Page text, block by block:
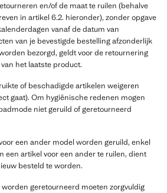
en/of de maat te ruilen (behalve
in artikel 6.2. hieronder), zonder opgave
vanaf de datum van
van je bevestigde bestelling afzonderlijk
bezorgd, geldt voor de retournering
het laatste product.
of beschadigde artikelen weigeren
gaat). Om hygiënische redenen mogen
niet geruild of geretourneerd
een ander model worden geruild, enkel
een artikel voor een ander te ruilen, dient
besteld te worden.
geretourneerd moeten zorgvuldig